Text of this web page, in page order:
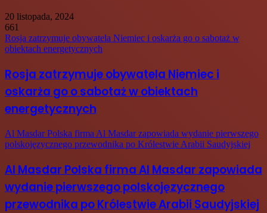
20 listopada, 2024
661
Rosja zatrzymuje obywatela Niemiec i oskarża go o sabotaż w
obiektach energetycznych
Rosja zatrzymuje obywatela Niemiec i
oskarża go o sabotaż w obiektach
energetycznych
Al Masdar Polska firma Al Masdar zapowiada wydanie pierwszego
polskojęzycznego przewodnika po Królestwie Arabii Saudyjskiej
Al Masdar Polska firma Al Masdar zapowiada
wydanie pierwszego polskojęzycznego
przewodnika po Królestwie Arabii Saudyjskiej